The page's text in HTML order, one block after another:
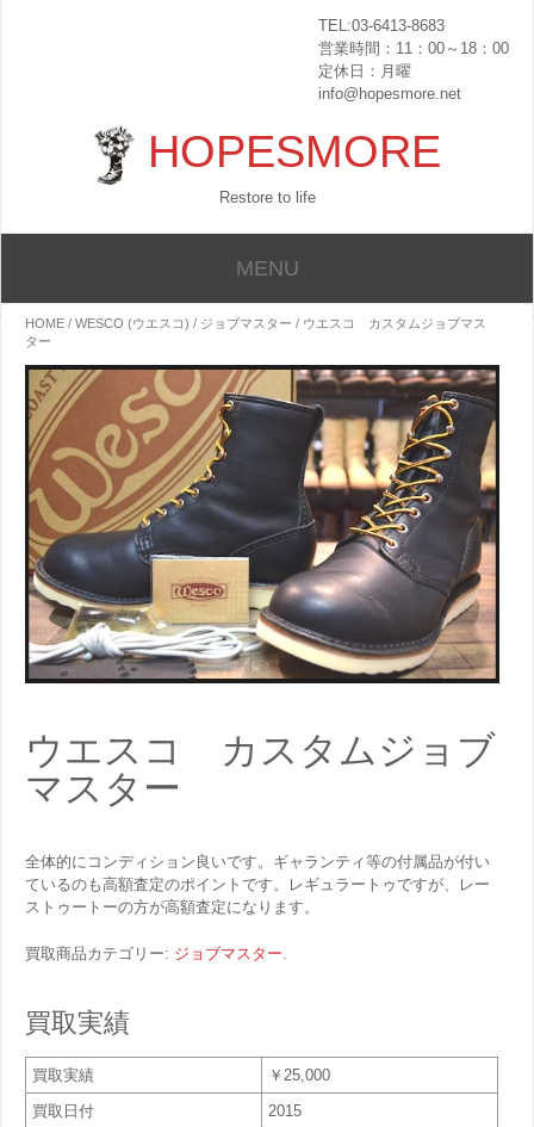
TEL:03-6413-8683
営業時間：11：00～18：00
定休日：月曜
info@hopesmore.net
HOPESMORE
Restore to life
MENU
HOME / WESCO (ウエスコ) / ジョブマスター / ウエスコ カスタムジョブマス
ター
ウエスコ カスタムジョブ
マスター
全体的にコンディション良いです。ギャランティ等の付属品が付い
ているのも高額査定のポイントです。レギュラートゥですが、レー
ストゥートーの方が高額査定になります。
買取商品カテゴリー: ジョブマスター
買取実績
買取実績
￥25,000
買取日付
2015